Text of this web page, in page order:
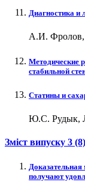
Диагностика и
А.И.
Методические
стабильной
Статины и
Ю.С. Рудык,
Зміст випуску 3 (8)
Доказательная
получают